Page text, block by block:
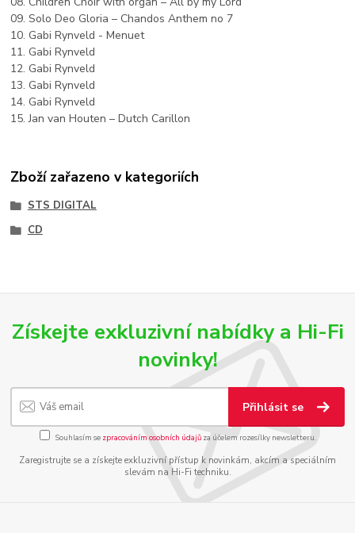
09. Solo Deo Gloria – Chandos Anthem no 7
10. Gabi Rynveld - Menuet
11. Gabi Rynveld
12. Gabi Rynveld
13. Gabi Rynveld
14. Gabi Rynveld
15. Jan van Houten – Dutch Carillon
Zboží zařazeno v kategoriích
STS DIGITAL
CD
Získejte exkluzivní nabídky a Hi-Fi
novinky!
Přihlásit se
Souhlasím se zpracováním osobních údajůza účelem rozesílky newsletteru.
Zaregistrujte se a získejte exkluzivní přístup k novinkám, akcím a speciálním
slevám na Hi-Fi techniku.